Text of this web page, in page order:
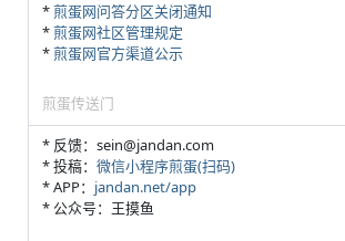
*煎蛋网问答分区关闭通知
*煎蛋网社区管理规定
*煎蛋网官方渠道公示
煎蛋传送门
* 反馈：sein@jandan.com
* 投稿： 微信小程序煎蛋(扫码)
* APP： jandan.net/app
* 公众号：王摸鱼